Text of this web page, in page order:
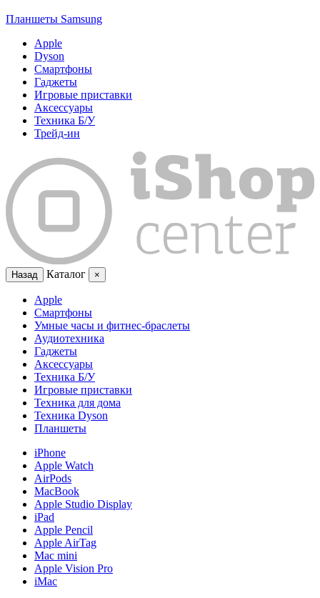
Планшеты Samsung
Apple
Dyson
Смартфоны
Гаджеты
Игровые приставки
Аксессуары
Техника Б/У
Трейд-ин
Назад Каталог ×
Apple
Смартфоны
Умные часы и фитнес-браслеты
Аудиотехника
Гаджеты
Аксессуары
Техника Б/У
Игровые приставки
Техника для дома
Техника Dyson
Планшеты
iPhone
Apple Watch
AirPods
MacBook
Apple Studio Display
iPad
Apple Pencil
Apple AirTag
Mac mini
Apple Vision Pro
iMac